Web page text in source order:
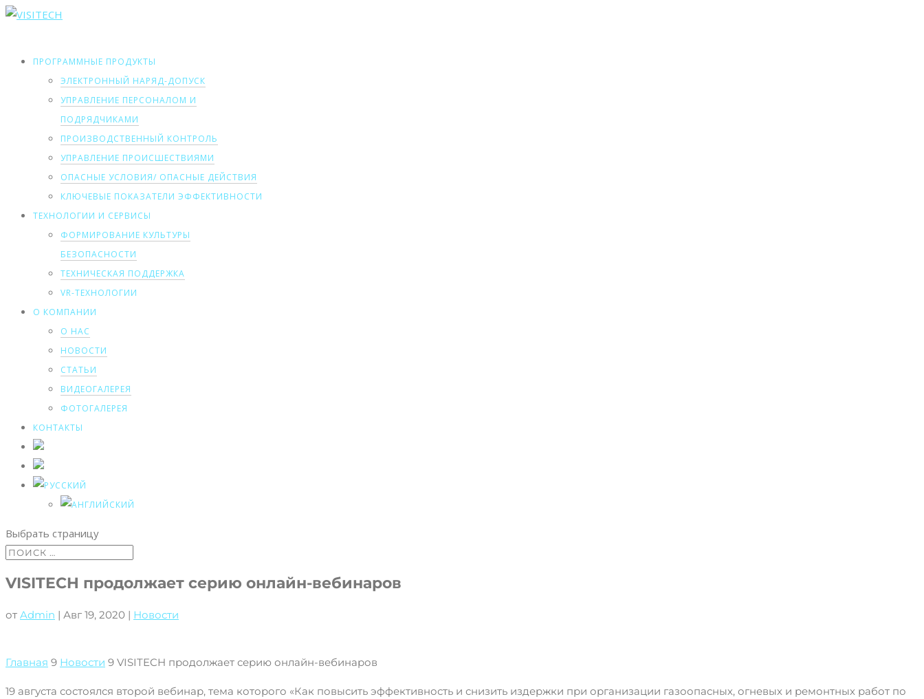
ПРОГРАММНЫЕ ПРОДУКТЫ
ЭЛЕКТРОННЫЙ НАРЯД-ДОПУСК
УПРАВЛЕНИЕ ПЕРСОНАЛОМ И
ПОДРЯДЧИКАМИ
ПРОИЗВОДСТВЕННЫЙ КОНТРОЛЬ
УПРАВЛЕНИЕ ПРОИСШЕСТВИЯМИ
ОПАСНЫЕ УСЛОВИЯ/ ОПАСНЫЕ ДЕЙСТВИЯ
КЛЮЧЕВЫЕ ПОКАЗАТЕЛИ ЭФФЕКТИВНОСТИ
ТЕХНОЛОГИИ И СЕРВИСЫ
ФОРМИРОВАНИЕ КУЛЬТУРЫ
БЕЗОПАСНОСТИ
ТЕХНИЧЕСКАЯ ПОДДЕРЖКА
VR-ТЕХНОЛОГИИ
О КОМПАНИИ
О НАС
НОВОСТИ
СТАТЬИ
ВИДЕОГАЛЕРЕЯ
ФОТОГАЛЕРЕЯ
КОНТАКТЫ
Выбрать страницу
VISITECH продолжает серию онлайн-вебинаров
от Admin | Авг 19, 2020 | Новости
Главная 9 Новости 9 VISITECH продолжает серию онлайн-вебинаров
19 августа состоялся второй вебинар, тема которого «Как повысить эффективность и снизить издержки при организации газоопасных, огневых и ремонтных работ по